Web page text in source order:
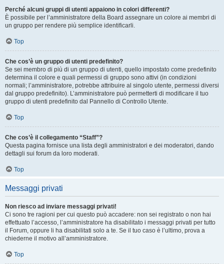
Perché alcuni gruppi di utenti appaiono in colori differenti?
È possibile per l’amministratore della Board assegnare un colore ai membri di
un gruppo per rendere più semplice identificarli.
Top
Che cos’è un gruppo di utenti predefinito?
Se sei membro di più di un gruppo di utenti, quello impostato come predefinito
determina il colore e quali permessi di gruppo sono attivi (in condizioni
normali; l’amministratore, potrebbe attribuire al singolo utente, permessi diversi
dal gruppo predefinito). L’amministratore può permetterti di modificare il tuo
gruppo di utenti predefinito dal Pannello di Controllo Utente.
Top
Che cos’è il collegamento “Staff”?
Questa pagina fornisce una lista degli amministratori e dei moderatori, dando
dettagli sui forum da loro moderati.
Top
Messaggi privati
Non riesco ad inviare messaggi privati!
Ci sono tre ragioni per cui questo può accadere: non sei registrato o non hai
effettuato l’accesso, l’amministratore ha disabilitato i messaggi privati per tutto
il Forum, oppure li ha disabilitati solo a te. Se il tuo caso è l’ultimo, prova a
chiederne il motivo all’amministratore.
Top